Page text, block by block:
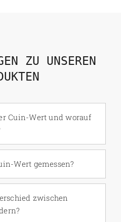
ZU UNSEREN
Cuin-Wert und worauf
Wert gemessen?
zwischen